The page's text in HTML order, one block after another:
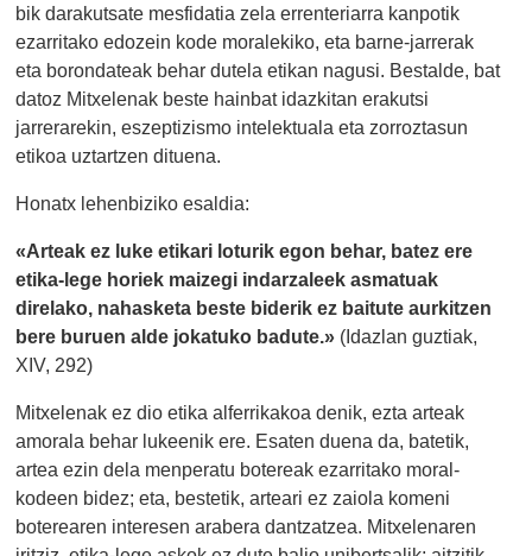
bik darakutsate mesfidatia zela errenteriarra kanpotik
ezarritako edozein kode moralekiko, eta barne-jarrerak
eta borondateak behar dutela etikan nagusi. Bestalde, bat
datoz Mitxelenak beste hainbat idazkitan erakutsi
jarrerarekin, eszeptizismo intelektuala eta zorroztasun
etikoa uztartzen dituena.
Honatx lehenbiziko esaldia:
«Arteak ez luke etikari loturik egon behar, batez ere
etika-lege horiek maizegi indarzaleek asmatuak
direlako, nahasketa beste biderik ez baitute aurkitzen
bere buruen alde jokatuko badute.» (Idazlan guztiak,
XIV, 292)
Mitxelenak ez dio etika alferrikakoa denik, ezta arteak
amorala behar lukeenik ere. Esaten duena da, batetik,
artea ezin dela menperatu botereak ezarritako moral-
kodeen bidez; eta, bestetik, arteari ez zaiola komeni
boterearen interesen arabera dantzatzea. Mitxelenaren